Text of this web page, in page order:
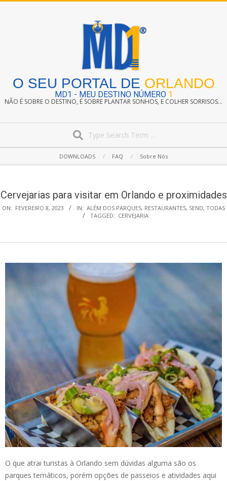
O SEU PORTAL DE ORLANDO
MD1 - MEU DESTINO NÚMERO 1
NÃO É SOBRE O DESTINO, É SOBRE PLANTAR SONHOS, E COLHER SORRISOS...
Navigation
DOWNLOADS FAQ Sobre Nós
Cervejarias para visitar em Orlando e proximidades
ON: FEVEREIRO 8, 2023 IN: ALÉM DOS PARQUES, RESTAURANTES, SEND, TODAS
TAGGED: CERVEJARIA
O que atrai turistas à Orlando sem dúvidas alguma são os
parques temáticos, porém opções de passeios e atividades aqui